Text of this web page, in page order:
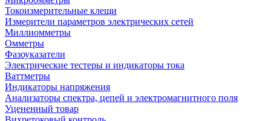
Токоизмерительные клещи
Измерители параметров электрических сетей
Миллиомметры
Омметры
Фазоуказатели
Электрические тестеры и индикаторы тока
Ваттметры
Индикаторы напряжения
Анализаторы спектра, цепей и электромагнитного поля
Уцененный товар